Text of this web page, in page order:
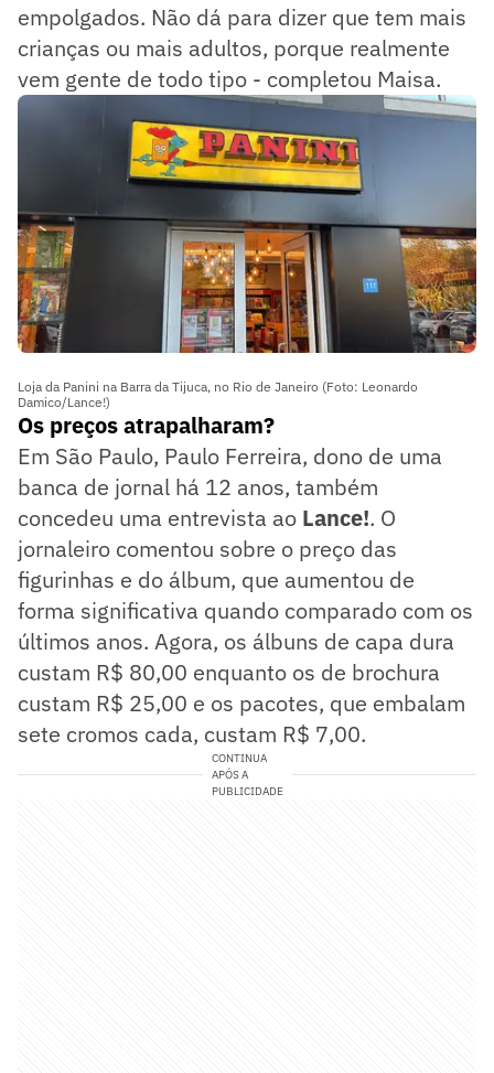
empolgados. Não dá para dizer que tem mais
crianças ou mais adultos, porque realmente
vem gente de todo tipo - completou Maisa.
Loja da Panini na Barra da Tijuca, no Rio de Janeiro (Foto: Leonardo
Damico/Lance!)
Os preços atrapalharam?
Em São Paulo, Paulo Ferreira, dono de uma
banca de jornal há 12 anos, também
concedeu uma entrevista ao Lance!. O
jornaleiro comentou sobre o preço das
figurinhas e do álbum, que aumentou de
forma significativa quando comparado com os
últimos anos. Agora, os álbuns de capa dura
custam R$ 80,00 enquanto os de brochura
custam R$ 25,00 e os pacotes, que embalam
sete cromos cada, custam R$ 7,00.
CONTINUA
APÓS A
PUBLICIDADE